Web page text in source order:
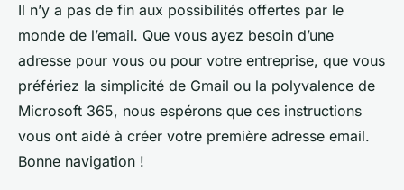
Il n’y a pas de fin aux possibilités offertes par le
monde de l’email. Que vous ayez besoin d’une
adresse pour vous ou pour votre entreprise, que vous
préfériez la simplicité de Gmail ou la polyvalence de
Microsoft 365, nous espérons que ces instructions
vous ont aidé à créer votre première adresse email.
Bonne navigation !